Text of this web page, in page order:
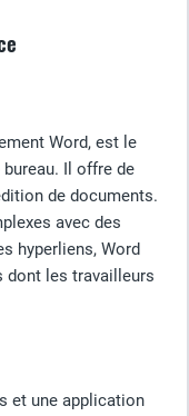
Word, est le
Il offre de
de documents.
avec des
hyperliens, Word
les travailleurs
et une application